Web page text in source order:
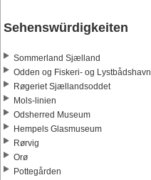
Sehenswürdigkeiten
Sommerland Sjælland
Odden og Fiskeri- og Lystbådshavn
Røgeriet Sjællandsoddet
Mols-linien
Odsherred Museum
Hempels Glasmuseum
Rørvig
Orø
Pottegården